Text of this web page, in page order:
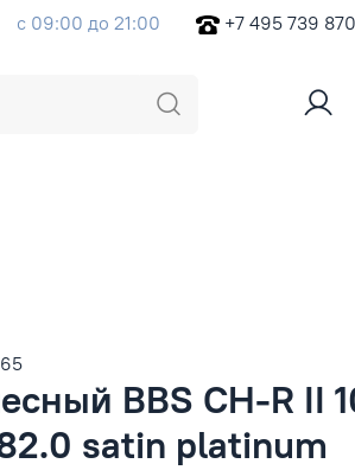
с 09:00 до 21:00 +7 495 739
BBS CH-R II
satin platinum